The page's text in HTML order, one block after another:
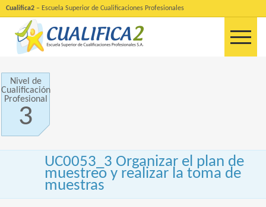
Cualifica2 – Escuela Superior de Cualificaciones Profesionales
Nivel de
Cualificación
Profesional
3
UC0053_3 Organizar el plan de
muestreo y realizar la toma de
muestras